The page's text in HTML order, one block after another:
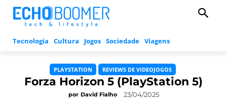
Tecnologia Cultura Jogos Sociedade Viagens
PLAYSTATION REVIEWS DE VIDEOJOGOS
Forza Horizon 5 (PlayStation 5)
por David Fialho 23/04/2025